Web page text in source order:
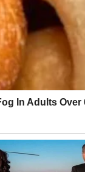
a vi ponovo
– bilo u ljubavi,
pažnju – ona
oslobodili onoga
shvatićete